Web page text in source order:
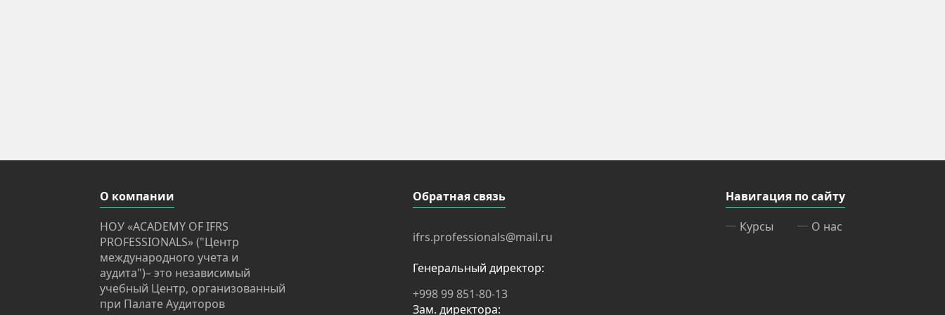
О компании
НОУ «ACADEMY OF IFRS
PROFESSIONALS» ("Центр
международного учета и
аудита")– это независимый
учебный Центр, организованный
при Палате Аудиторов
Обратная связь
ifrs.professionals@mail.ru
Генеральный директор:
+998 99 851-80-13
Зам. директора:
Навигация по сайту
Курсы
О нас